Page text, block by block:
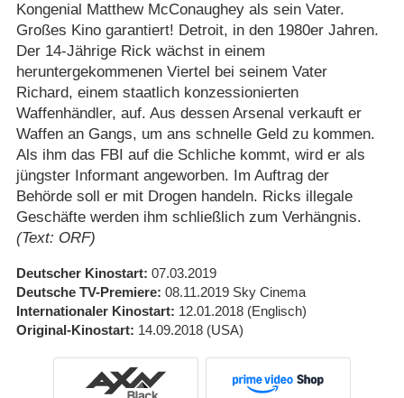
Kongenial Matthew McConaughey als sein Vater.
Großes Kino garantiert! Detroit, in den 1980er Jahren.
Der 14-Jährige Rick wächst in einem
heruntergekommenen Viertel bei seinem Vater
Richard, einem staatlich konzessionierten
Waffenhändler, auf. Aus dessen Arsenal verkauft er
Waffen an Gangs, um ans schnelle Geld zu kommen.
Als ihm das FBI auf die Schliche kommt, wird er als
jüngster Informant angeworben. Im Auftrag der
Behörde soll er mit Drogen handeln. Ricks illegale
Geschäfte werden ihm schließlich zum Verhängnis.
(Text: ORF)
Deutscher Kinostart 07.03.2019
Deutsche TV-Premiere 08.11.2019 Sky Cinema
Internationaler Kinostart 12.01.2018 (Englisch)
Original-Kinostart 14.09.2018 (USA)